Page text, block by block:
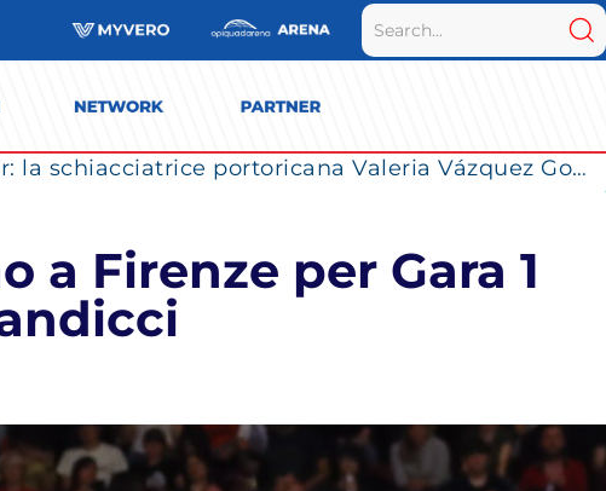
La Numia Vero Volley completa il roster: la schiacciatrice portoricana Valeria Vázquez Gomez è l’ultimo innesto di Milano per la stagione 2026/2027
a Firenze per Gara 1